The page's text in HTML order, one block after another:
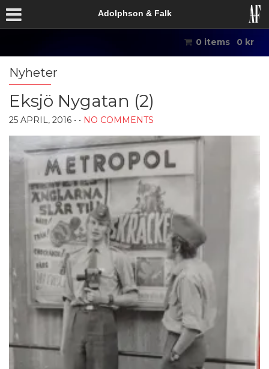
Adolphson & Falk
0 items 0 kr
Nyheter
Eksjö Nygatan (2)
25 APRIL, 2016 • • NO COMMENTS